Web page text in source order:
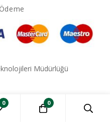
Müdürlüğü
0 0